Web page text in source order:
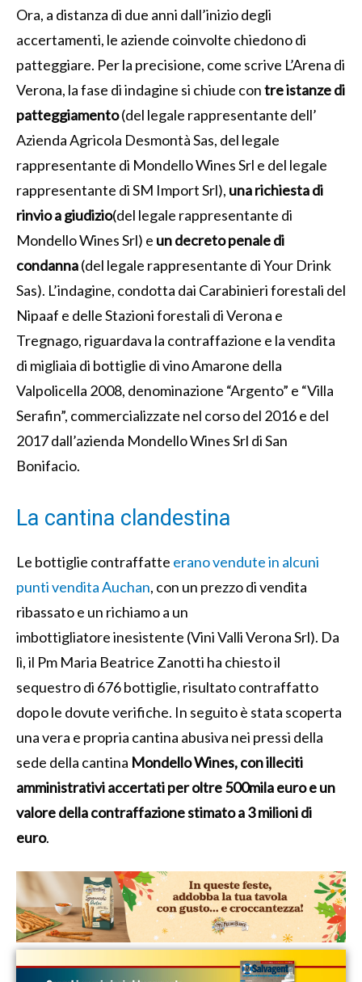
Ora, a distanza di due anni dall’inizio degli
accertamenti, le aziende coinvolte chiedono di
patteggiare. Per la precisione, come scrive L’Arena di
Verona, la fase di indagine si chiude contre istanze di
patteggiamento(del legale rappresentante dell’
Azienda Agricola Desmontà Sas, del legale
rappresentante di Mondello Wines Srl e del legale
rappresentante di SM Import Srl), una richiesta di
rinvio a giudizio(del legale rappresentante di
Mondello Wines Srl) e un decreto penale di
condanna(del legale rappresentante di Your Drink
Sas). L’indagine, condotta dai Carabinieri forestali del
Nipaaf e delle Stazioni forestali di Verona e
Tregnago, riguardava la contraffazione e la vendita
di migliaia di bottiglie di vino Amarone della
Valpolicella 2008, denominazione “Argento” e “Villa
Serafin”, commercializzate nel corso del 2016 e del
2017 dall’azienda Mondello Wines Srl di San
Bonifacio.
La cantina clandestina
Le bottiglie contraffatte erano vendute in alcuni
punti vendita Auchan, con un prezzo di vendita
ribassato e un richiamo a un
imbottigliatore inesistente (Vini Valli Verona Srl). Da
lì, il Pm Maria Beatrice Zanotti ha chiesto il
sequestro di 676 bottiglie, risultato contraffatto
dopo le dovute verifiche. In seguito è stata scoperta
una vera e propria cantina abusiva nei pressi della
sede della cantina Mondello Wines, con illeciti
amministrativi accertati per oltre 500mila euro e un
valore della contraffazione stimato a 3 milioni di
euro.